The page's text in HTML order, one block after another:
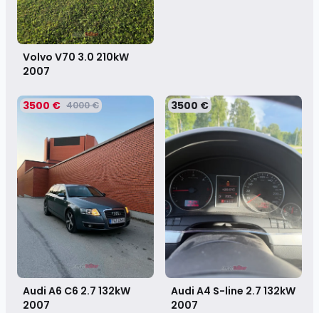
Volvo V70 3.0 210kW
2007
3500 € 4000 €
Audi A6 C6 2.7 132kW
2007
3500 €
Audi A4 S-line 2.7 132kW
2007